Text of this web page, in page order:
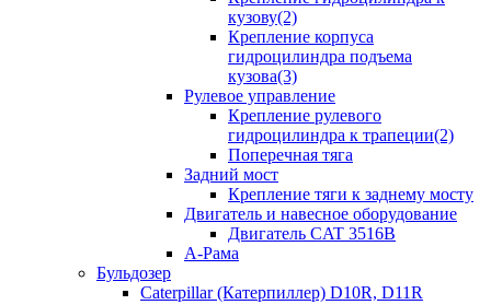
кузову(2)
Крепление корпуса
гидроцилиндра подъема
кузова(3)
Рулевое управление
Крепление рулевого
гидроцилиндра к трапеции(2)
Поперечная тяга
Задний мост
Крепление тяги к заднему мосту
Двигатель и навесное оборудование
Двигатель CAT 3516B
А-Рама
Бульдозер
Caterpillar (Катерпиллер) D10R, D11R